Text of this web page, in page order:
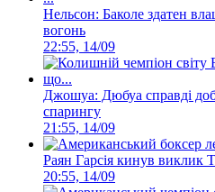
Нельсон: Баколе здатен
вогонь
22:55, 14/09
Джошуа: Дюбуа справді
спарингу
21:55, 14/09
Раян Гарсія кинув виклик
20:55, 14/09